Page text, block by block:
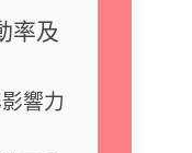
率及
響力